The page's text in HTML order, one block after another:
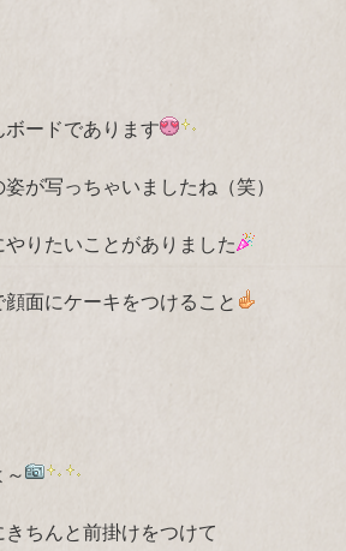
ードであります
が写っちゃいましたね（笑）
りたいことがありました
面にケーキをつけること
ちんと前掛けをつけて